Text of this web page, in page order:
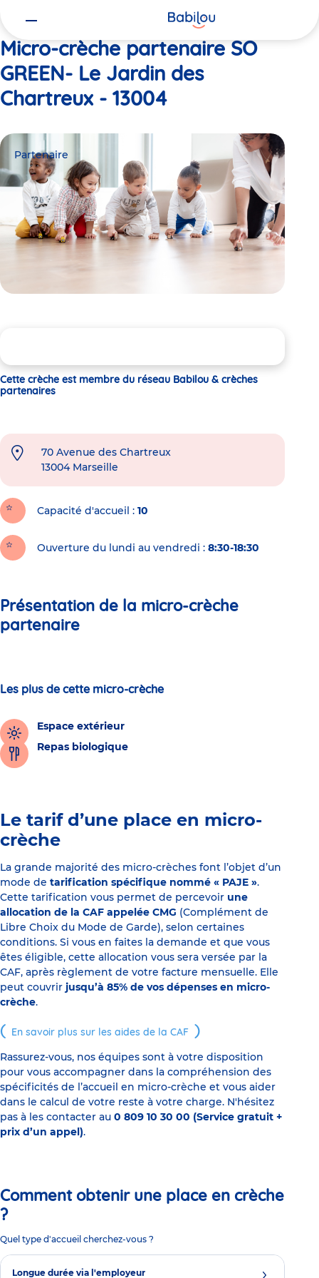
Micro-crèche partenaire SO
GREEN- Le Jardin des
Chartreux - 13004
Partenaire
Cette crèche est membre du réseau Babilou & crèches
partenaires
70 Avenue des Chartreux
13004 Marseille
Capacité d'accueil 10
Ouverture du lundi au vendredi : 8:30-18:30
Présentation de la micro-crèche
partenaire
Les plus de cette micro-crèche
Espace extérieur
Repas biologique
Le tarif d’une place en micro-
crèche
La grande majorité des micro-crèches font l’objet d’un
mode de tarification spécifique nommé « PAJE ».
Cette tarification vous permet de percevoir une
allocation de la CAF appelée CMG (Complément de
Libre Choix du Mode de Garde), selon certaines
conditions. Si vous en faites la demande et que vous
êtes éligible, cette allocation vous sera versée par la
CAF, après règlement de votre facture mensuelle. Elle
peut couvrir jusqu’à 85% de vos dépenses en micro-
crèche.
En savoir plus sur les aides de la CAF
Rassurez-vous, nos équipes sont à votre disposition
pour vous accompagner dans la compréhension des
spécificités de l’accueil en micro-crèche et vous aider
dans le calcul de votre reste à votre charge. N'hésitez
pas à les contacter au 0 809 10 30 00 (Service gratuit +
prix d’un appel).
Comment obtenir une place en crèche
?
Quel type d'accueil cherchez-vous ?
Longue durée via l'employeur